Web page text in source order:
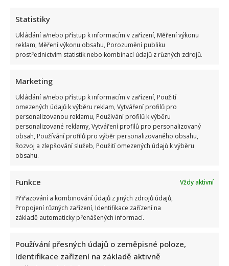
Statistiky
Ukládání a/nebo přístup k informacím v zařízení, Měření výkonu
reklam, Měření výkonu obsahu, Porozumění publiku
prostřednictvím statistik nebo kombinací údajů z různých zdrojů.
Marketing
Ukládání a/nebo přístup k informacím v zařízení, Použití
omezených údajů k výběru reklam, Vytváření profilů pro
personalizovanou reklamu, Používání profilů k výběru
personalizované reklamy, Vytváření profilů pro personalizovaný
obsah, Používání profilů pro výběr personalizovaného obsahu,
Rozvoj a zlepšování služeb, Použití omezených údajů k výběru
obsahu.
Funkce
Vždy aktivní
Přiřazování a kombinování údajů z jiných zdrojů údajů,
Propojení různých zařízení, Identifikace zařízení na
základě automaticky přenášených informací.
Používání přesných údajů o zeměpisné poloze,
Identifikace zařízení na základě aktivně